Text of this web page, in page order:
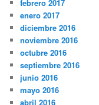
febrero 2017
enero 2017
diciembre 2016
noviembre 2016
octubre 2016
septiembre 2016
junio 2016
mayo 2016
abril 2016